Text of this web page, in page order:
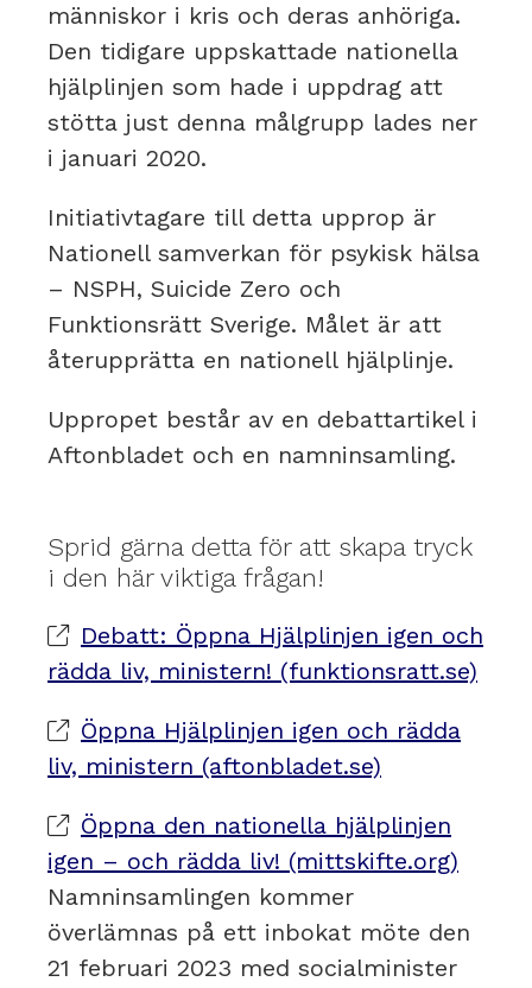
människor i kris och deras anhöriga.
Den tidigare uppskattade nationella
hjälplinjen som hade i uppdrag att
stötta just denna målgrupp lades ner
i januari 2020.
Initiativtagare till detta upprop är
Nationell samverkan för psykisk hälsa
– NSPH, Suicide Zero och
Funktionsrätt Sverige. Målet är att
återupprätta en nationell hjälplinje.
Uppropet består av en debattartikel i
Aftonbladet och en namninsamling.
Sprid gärna detta för att skapa tryck
i den här viktiga frågan!
Debatt: Öppna Hjälplinjen igen och
rädda liv, ministern! (funktionsratt.se)
Öppna Hjälplinjen igen och rädda
liv, ministern (aftonbladet.se)
Öppna den nationella hjälplinjen
igen – och rädda liv! (mittskifte.org)
Namninsamlingen kommer
överlämnas på ett inbokat möte den
21 februari 2023 med socialminister